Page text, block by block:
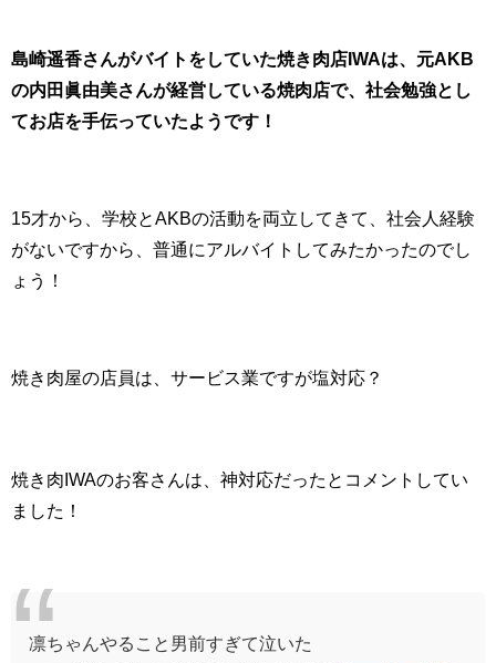
島崎遥香さんがバイトをしていた焼き肉店IWAは、元AKB
の内田眞由美さんが経営している焼肉店で、社会勉強とし
てお店を手伝っていたようです！
15才から、学校とAKBの活動を両立してきて、社会人経験
がないですから、普通にアルバイトしてみたかったのでし
ょう！
焼き肉屋の店員は、サービス業ですが塩対応？
焼き肉IWAのお客さんは、神対応だったとコメントしてい
ました！
凛ちゃんやること男前すぎて泣いた